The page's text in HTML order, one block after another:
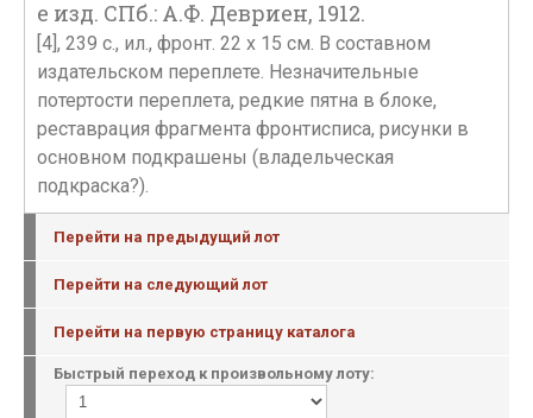
е изд. СПб.: А.Ф. Девриен, 1912.
[4], 239 с., ил., фронт. 22 х 15 см. В составном
издательском переплете. Незначительные
потертости переплета, редкие пятна в блоке,
реставрация фрагмента фронтисписа, рисунки в
основном подкрашены (владельческая
подкраска?).
Перейти на предыдущий лот
Перейти на следующий лот
Перейти на первую страницу каталога
Быстрый переход к произвольному лоту: